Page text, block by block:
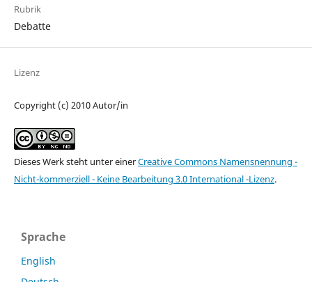
Rubrik
Debatte
Lizenz
Copyright (c) 2010 Autor/in
Dieses Werk steht unter einerCreative Commons Namensnennung -
Nicht-kommerziell - Keine Bearbeitung 3.0 International -Lizenz.
Sprache
English